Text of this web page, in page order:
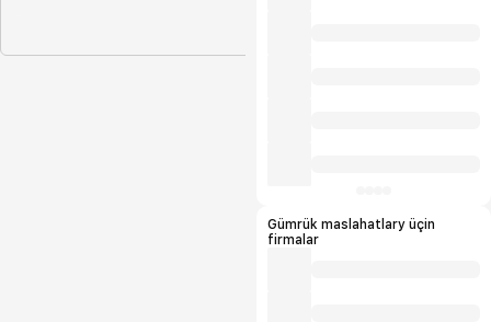
Gümrük maslahatlary üçin
firmalar